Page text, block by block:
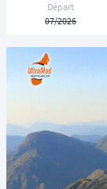
Départ
07/2026